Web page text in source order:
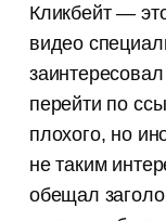
Кликбейт —
видео
перейти по
плохого, но
не таким
обещал